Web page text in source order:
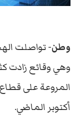
وطن-تواصلت
وهي وقائع زادت
المروعة على
أكتوبر الماضي.